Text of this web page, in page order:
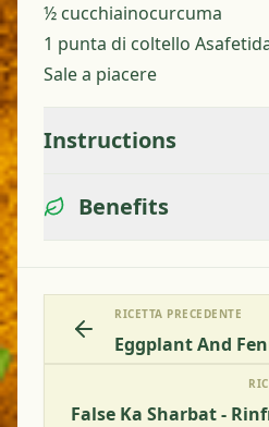
½ cucchiainocurcuma
1 punta di coltello
Sale a piacere
Instructions
Benefits
RICETTA PRECEDENTE